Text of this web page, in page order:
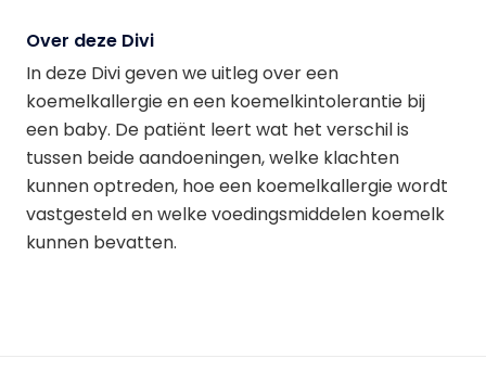
Over deze Divi
In deze Divi geven we uitleg over een
koemelkallergie en een koemelkintolerantie bij
een baby. De patiënt leert wat het verschil is
tussen beide aandoeningen, welke klachten
kunnen optreden, hoe een koemelkallergie wordt
vastgesteld en welke voedingsmiddelen koemelk
kunnen bevatten.